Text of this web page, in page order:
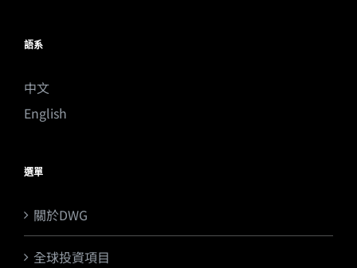
語系
中文
English
選單
關於DWG
全球投資項目